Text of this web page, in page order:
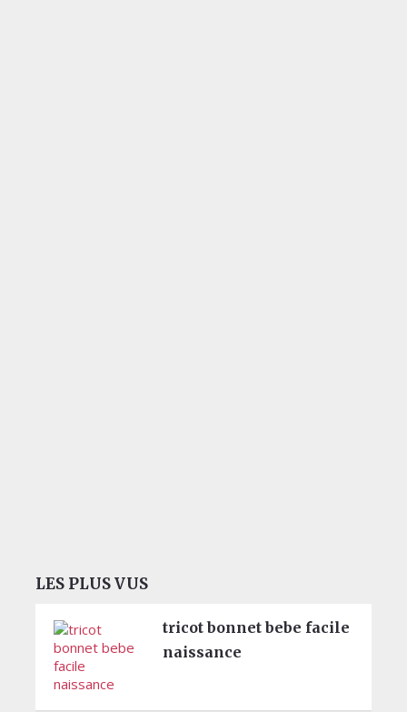
LES PLUS VUS
tricot bonnet bebe facile
naissance